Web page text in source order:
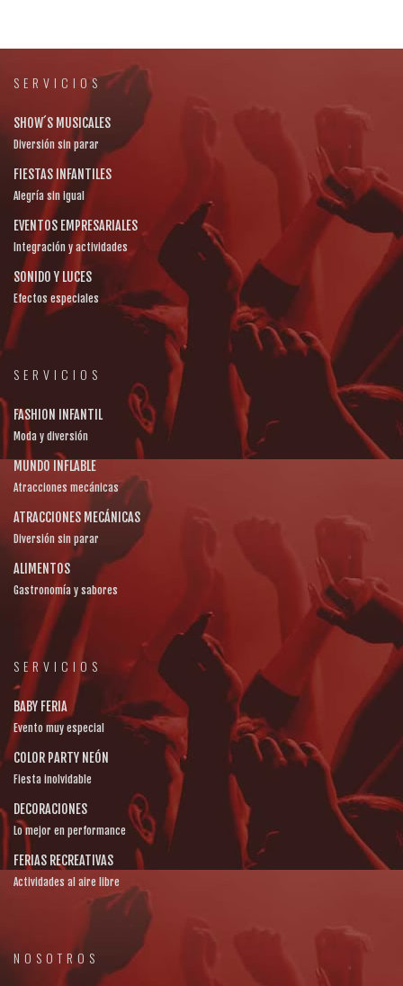
SERVICIOS
SHOW´S MUSICALES
Diversión sin parar
FIESTAS INFANTILES
Alegría sin igual
EVENTOS EMPRESARIALES
Integración y actividades
SONIDO Y LUCES
Efectos especiales
SERVICIOS
FASHION INFANTIL
Moda y diversión
MUNDO INFLABLE
Atracciones mecánicas
ATRACCIONES MECÁNICAS
Diversión sin parar
ALIMENTOS
Gastronomía y sabores
SERVICIOS
BABY FERIA
Evento muy especial
COLOR PARTY NEÓN
Fiesta inolvidable
DECORACIONES
Lo mejor en performance
FERIAS RECREATIVAS
Actividades al aire libre
NOSOTROS